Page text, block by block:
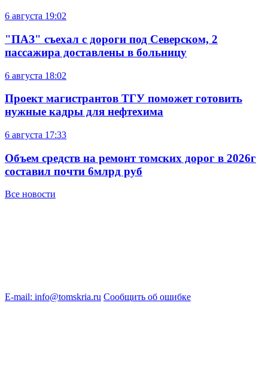
6 августа 19:02
"ПАЗ" съехал с дороги под Северском, 2
пассажира доставлены в больницу
6 августа 18:02
Проект магистрантов ТГУ поможет готовить
нужные кадры для нефтехима
6 августа 17:33
Объем средств на ремонт томских дорог в 2026г
составил почти 6млрд руб
Все новости
E-mail: info@tomskria.ru Сообщить об ошибке